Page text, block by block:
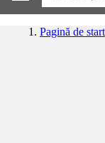
Pagină de start